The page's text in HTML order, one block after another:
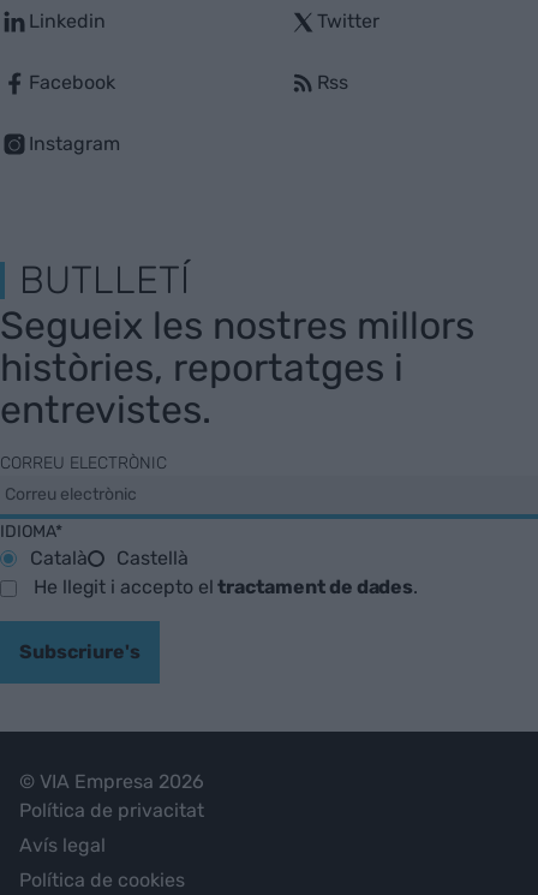
Linkedin
Facebook
Instagram
Twitter
Rss
BUTLLETÍ
Segueix les nostres millors
històries, reportatges i
entrevistes.
CORREU ELECTRÒNIC
IDIOMA*
Català
Castellà
He llegit i accepto eltractament de dades.
Subscriure's
© VIA Empresa 2026
Política de privacitat
Avís legal
Política de cookies